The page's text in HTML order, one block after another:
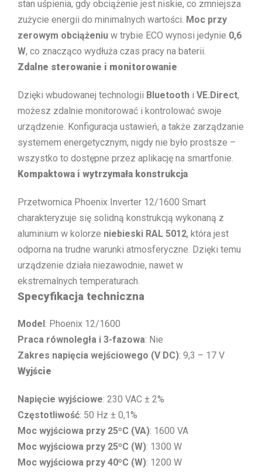
stan uśpienia, gdy obciążenie jest niskie, co zmniejsza
zużycie energii do minimalnych wartości. Moc przy
zerowym obciążeniu w trybie ECO wynosi jedynie 0,6
W, co znacząco wydłuża czas pracy na baterii.
Zdalne sterowanie i monitorowanie
Dzięki wbudowanej technologii Bluetooth i VE.Direct,
możesz zdalnie monitorować i kontrolować swoje
urządzenie. Konfiguracja ustawień, a także zarządzanie
systemem energetycznym, nigdy nie było prostsze –
wszystko to dostępne przez aplikację na smartfonie.
Kompaktowa i wytrzymała konstrukcja
Przetwornica Phoenix Inverter 12/1600 Smart
charakteryzuje się solidną konstrukcją wykonaną z
aluminium w kolorze niebieski RAL 5012, która jest
odporna na trudne warunki atmosferyczne. Dzięki temu
urządzenie działa niezawodnie, nawet w
ekstremalnych temperaturach.
Specyfikacja techniczna
Model: Phoenix 12/1600
Praca równoległa i 3-fazowa: Nie
Zakres napięcia wejściowego (V DC): 9,3 – 17 V
Wyjście
Napięcie wyjściowe: 230 VAC ± 2%
Częstotliwość: 50 Hz ± 0,1%
Moc wyjściowa przy 25ºC (VA): 1600 VA
Moc wyjściowa przy 25ºC (W): 1300 W
Moc wyjściowa przy 40ºC (W): 1200 W